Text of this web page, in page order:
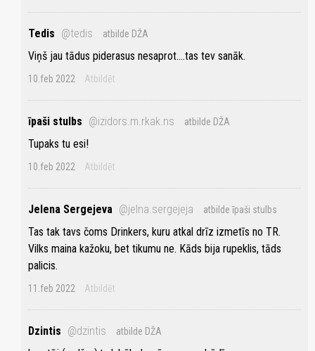
Tedis @tedis atbilde DŽA
Viņš jau tādus piderasus nesaprot....tas tev sanāk.
10.feb 2022 Atbildēt
īpaši stulbs @izidors.m.rkak.ns atbilde DŽA
Tupaks tu esi!
10.feb 2022 Atbildēt
Jelena Sergejeva @jelna.sergejeja atbilde īpaši stulbs
Tas tak tavs čoms Drinkers, kuru atkal drīz izmetīs no TR.
Vilks maina kažoku, bet tikumu ne. Kāds bija rupeklis, tāds
palicis.
11.feb 2022 Atbildēt
Dzintis @dzintis atbilde DŽA